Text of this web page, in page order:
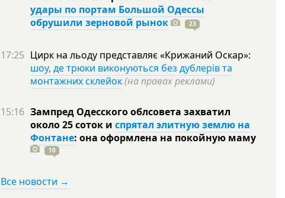
удары по портам Большой Одессы
обрушили зерновой рынок
23
17:25 Цирк на льоду представляє «Крижаний Оскар»:
шоу, де трюки виконуються без дублерів та
монтажних склейок(на правах реклами)
15:16 Зампред Одесского облсовета захватил
около 25 соток и спрятал элитную землю на
Фонтане: она оформлена на покойную маму
10
Все новости →